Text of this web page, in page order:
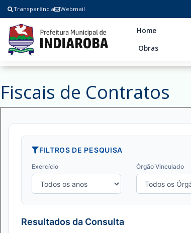
Transparência Webmail
Home
Obras
Fiscais de Contratos